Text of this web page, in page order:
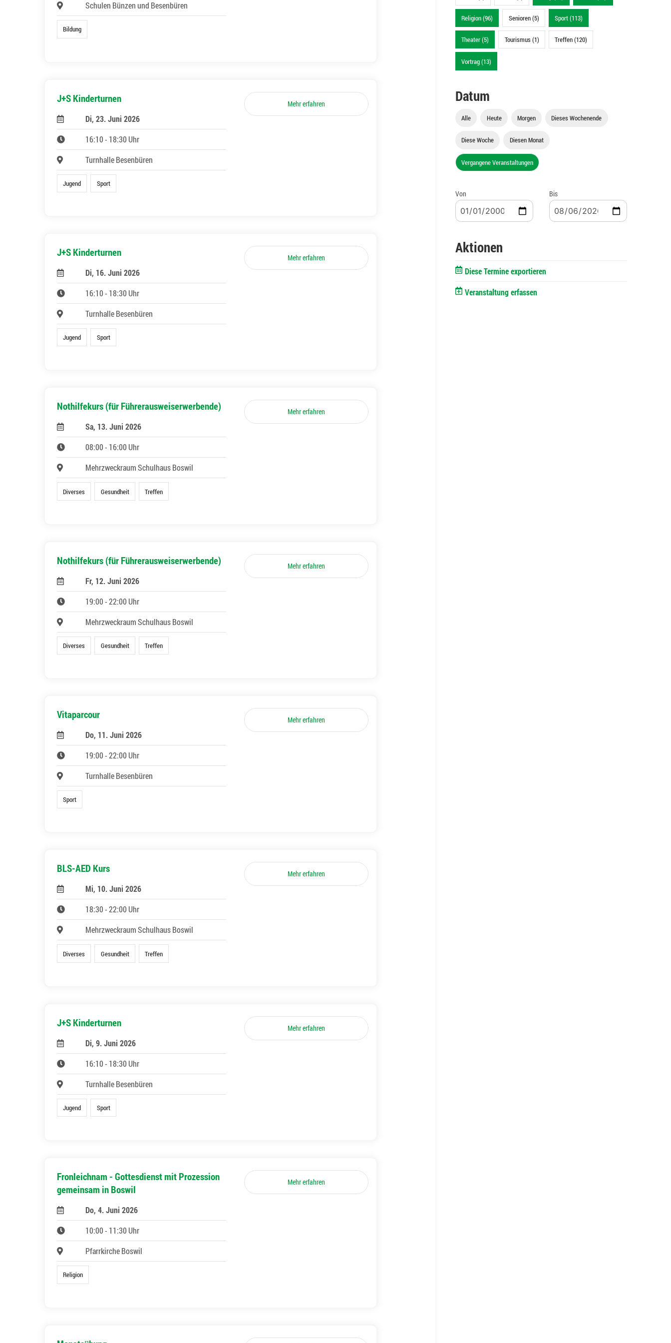
Schulen Bünzen und Besenbüren
Bildung
J+S Kinderturnen
Di, 23. Juni 2026
16:10 - 18:30 Uhr
Turnhalle Besenbüren
Jugend Sport
Mehr erfahren
J+S Kinderturnen
Di, 16. Juni 2026
16:10 - 18:30 Uhr
Turnhalle Besenbüren
Jugend Sport
Mehr erfahren
Nothilfekurs (für Führerausweiserwerbende)
Sa, 13. Juni 2026
08:00 - 16:00 Uhr
Mehrzweckraum Schulhaus Boswil
Diverses Gesundheit Treffen
Mehr erfahren
Nothilfekurs (für Führerausweiserwerbende)
Fr, 12. Juni 2026
19:00 - 22:00 Uhr
Mehrzweckraum Schulhaus Boswil
Diverses Gesundheit Treffen
Mehr erfahren
Vitaparcour
Do, 11. Juni 2026
19:00 - 22:00 Uhr
Turnhalle Besenbüren
Sport
Mehr erfahren
BLS-AED Kurs
Mi, 10. Juni 2026
18:30 - 22:00 Uhr
Mehrzweckraum Schulhaus Boswil
Diverses Gesundheit Treffen
Mehr erfahren
J+S Kinderturnen
Di, 9. Juni 2026
16:10 - 18:30 Uhr
Turnhalle Besenbüren
Jugend Sport
Mehr erfahren
Fronleichnam - Gottesdienst mit Prozession
gemeinsam in Boswil
Do, 4. Juni 2026
10:00 - 11:30 Uhr
Pfarrkirche Boswil
Religion
Mehr erfahren
Religion (96) Senioren (5) Sport (113)
Theater (5) Tourismus (1) Treffen (120)
Vortrag (13)
Datum
Alle Heute Morgen Dieses Wochenende
Diese Woche Diesen Monat
Vergangene Veranstaltungen
Von Bis
Aktionen
Diese Termine exportieren
Veranstaltung erfassen